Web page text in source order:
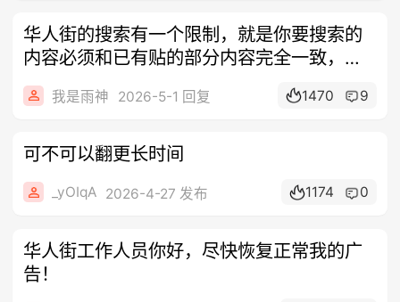
华人街的搜索有一个限制，就是你要搜索的
内容必须和已有贴的部分内容完全一致，中
间隔
我是雨神 2026-5-1 回复 1470 9
可不可以翻更长时间
_yOIqA 2026-4-27 发布 1174 0
华人街工作人员你好，尽快恢复正常我的广
告！